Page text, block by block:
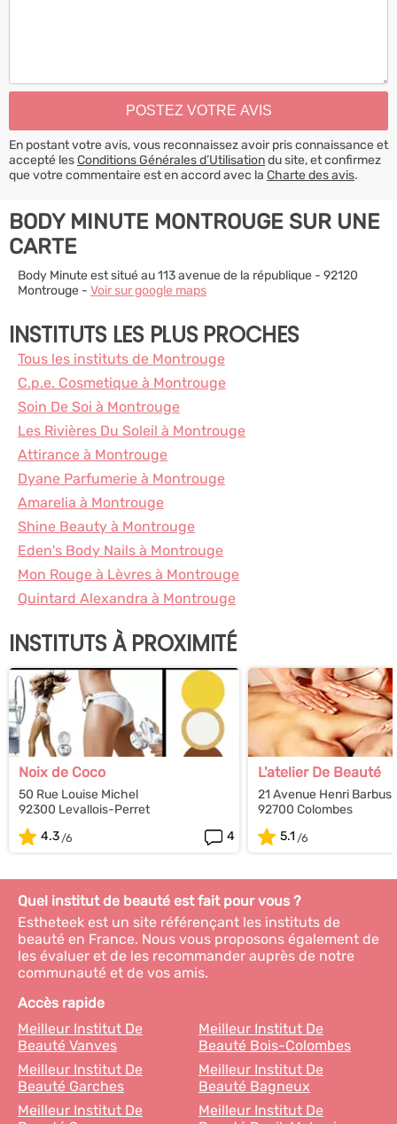
En postant votre avis, vous reconnaissez avoir pris connaissance et
accepté lesConditions Générales d’Utilisationdu site, et confirmez
que votre commentaire est en accord avec la Charte des avis.
BODY MINUTE MONTROUGE SUR UNE
CARTE
Body Minute est situé au 113 avenue de la république - 92120
Montrouge - Voir sur google maps
INSTITUTS LES PLUS PROCHES
Tous les instituts de Montrouge
C.p.e. Cosmetique à Montrouge
Soin De Soi à Montrouge
Les Rivières Du Soleil à Montrouge
Attirance à Montrouge
Dyane Parfumerie à Montrouge
Amarelia à Montrouge
Shine Beauty à Montrouge
Eden's Body Nails à Montrouge
Mon Rouge à Lèvres à Montrouge
Quintard Alexandra à Montrouge
INSTITUTS À PROXIMITÉ
Noix de Coco
50 Rue Louise Michel
92300 Levallois-Perret
4.3
4
L'atelier De Beauté
21 Avenue Henri
92700 Colombes
5.1
Quel institut de beauté est fait pour vous ?
Estheteek est un site référençant les instituts de
beauté en France. Nous vous proposons également de
les évaluer et de les recommander auprès de notre
communauté et de vos amis.
Accès rapide
Meilleur Institut De
Beauté Vanves
Meilleur Institut De
Beauté Bois-Colombes
Meilleur Institut De
Beauté Garches
Meilleur Institut De
Beauté Bagneux
Meilleur Institut De
Meilleur Institut De